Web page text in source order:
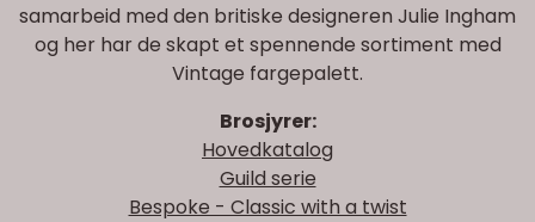
samarbeid med den britiske designeren Julie Ingham
og her har de skapt et spennende sortiment med
Vintage fargepalett.
Brosjyrer:
Hovedkatalog
Guild serie
Bespoke - Classic with a twist